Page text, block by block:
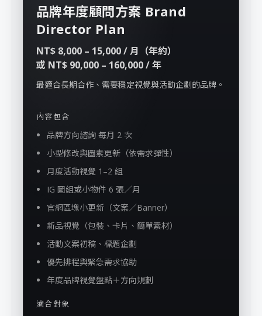
品牌年度顧問方案 Brand
Director Plan
NT$ 8,000 – 15,000 / 月（年約）
或 NT$ 90,000 – 160,000 / 年
最適合長期合作、需要穩定視覺與活動企劃的品牌。
內容包含
品牌方向諮詢 每月 2 次
小型修改與圖素更新（依需求彈性）
月度活動視覺 1–2 組
IG 圖組或小物件 6 張／月
官網區塊小更新（文案／Banner）
新品視覺（包裝、卡片、簡單素材）
活動文案初稿、標題企劃
優先排程與緊急需求協助
年度品牌視覺盤點＋方向規劃
適合對象